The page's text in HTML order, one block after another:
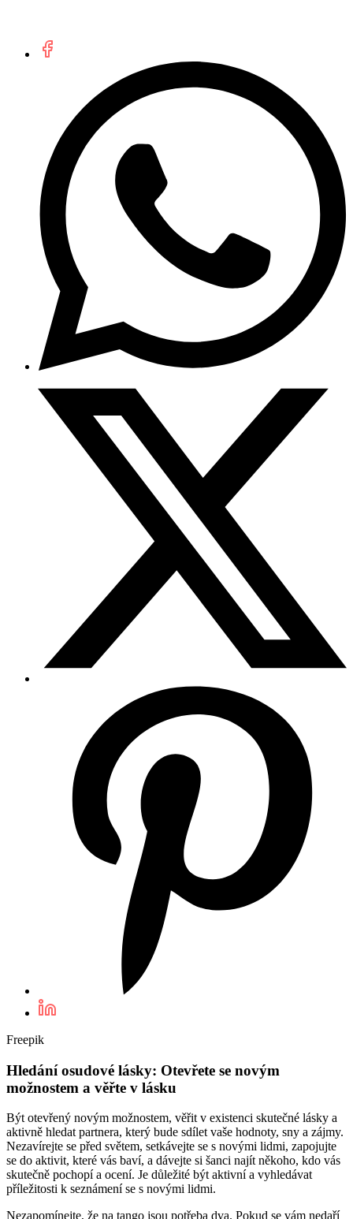
Freepik
Hledání osudové lásky: Otevřete se novým
možnostem a věřte v lásku
Být otevřený novým možnostem, věřit v existenci skutečné lásky a
aktivně hledat partnera, který bude sdílet vaše hodnoty, sny a zájmy.
Nezavírejte se před světem, setkávejte se s novými lidmi, zapojujte
se do aktivit, které vás baví, a dávejte si šanci najít někoho, kdo vás
skutečně pochopí a ocení. Je důležité být aktivní a vyhledávat
příležitosti k seznámení se s novými lidmi.
Nezapomínejte, že na tango jsou potřeba dva. Pokud se vám nedaří